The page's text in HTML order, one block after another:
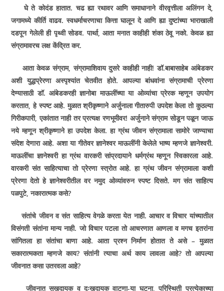
घे ते कोदंड हातात. चढ ह्या रथावर आणि समाधानाने वीरवृत्तीला अलिंगन दे,
जगामध्ये कीर्ति वाढव. स्वधर्माचरणाचा कित्ता घालून दे आणि ह्या दुष्टांच्या भाराखाली
दडपून गेलेली ही पृथ्वी सोडव. पार्था,आता मनात काहीही शंका ठेवू नको. केवळ ह्या
संग्रामावरच लक्ष केंद्रित कर.
आता केवळ संग्राम,संग्रामाशिवाय दुसरे काहीही नाही! डॉ.बाबासाहेब आंबेडकर
अशी युद्धप्रेरणा अस्पृश्यांत चेतवीत होते. आपल्या बांधवांना संग्रामाची प्रेरणा
देण्यासाठी डॉ. आंबेडकरही ज्ञानोबा माऊलींच्या या ओव्यांचा प्रेरक म्हणून उपयोग
करतात,हे स्पष्ट आहे. मुळात श्रीकृष्णाने अर्जुनाला गीतारुपी उपदेश केला तो कुठल्या
गिरीकपारी,एकांतात नाही तर प्रत्यक्ष रणभूमीवर! अर्जुनाने संग्राम सोडून पळून जाऊ
नये म्हणून श्रीकृष्णाने हा उपदेश केला. हा ग्रंथ जीवन संग्रामाला सामोरे जाण्याचा
संदेश देणारा आहे. अशा या गीतेवर ज्ञानेश्वर माऊलींनी केलेले भाष्य म्हणजे ज्ञानेश्वरी.
माऊलींचा ज्ञानेश्वरी हा ग्रंथ वारकरी सांप्रदायाने धर्मग्रंथ म्हणून स्विकारला आहे.
वारकरी संत साहित्याचा तो प्रेरणा स्त्रोत आहे. हा ग्रंथ जीवन संग्रामाला कशी
प्रेरणा देतो हे ज्ञानेश्वरीतील वर नमुद ओव्यांवरुन स्पष्ट दिसते. मग संत साहित्य
पळपुटे,नकारात्मक कसे?
संतांचे जीवन व संत साहित्य वेगळे करता येत नाही. आचार व विचार यांच्यातील
विसंगती संतांना मान्य नाही. जो विचार पटला तो आचरणात आणला व मगच इतरांना
सांगितला हा संतांचा बाणा आहे. आता प्रश्न निर्माण होतात ते असे – मुळात
सकारात्मकता म्हणजे काय?संतांनी त्याचा अर्थ काय लावला आहे?तो आपल्या
जीवनात कसा उतरवला आहे?
जीवनात सुखदायक व दुःखदायक वाटणा-या घटना,परिस्थिती प्रत्येकाच्या